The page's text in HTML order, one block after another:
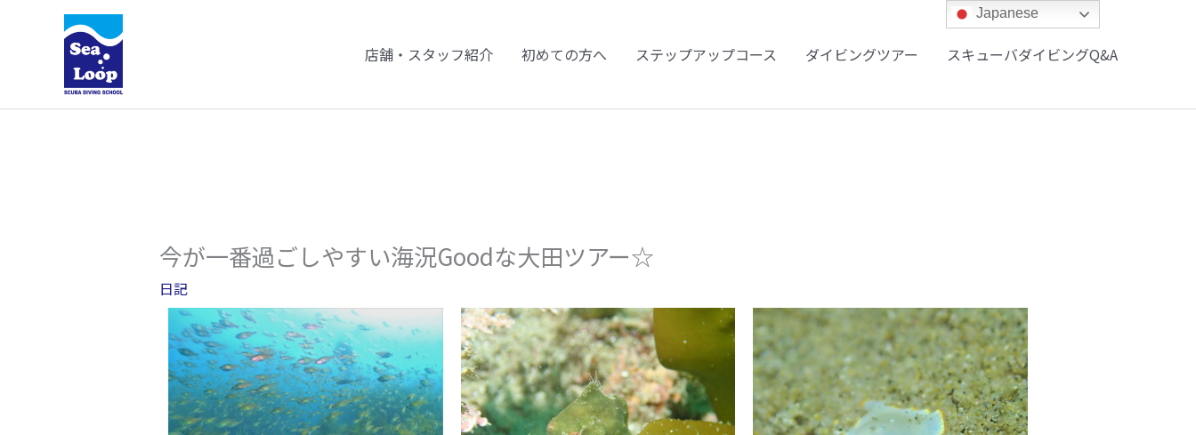
キ
店舗・スタッフ紹介 初めての方へ ステップアップコース ダイビングツアー スキューバダイビングQ&A
今が一番過ごしやすい海況Goodな大田ツアー☆
日記
Japanese